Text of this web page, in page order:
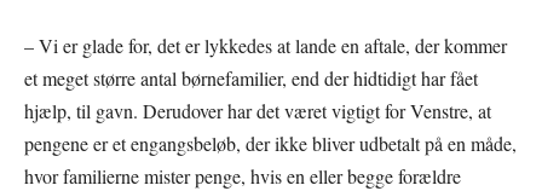
– Vi er glade for, det er lykkedes at lande en aftale, der kommer
et meget større antal børnefamilier, end der hidtidigt har fået
hjælp, til gavn. Derudover har det været vigtigt for Venstre, at
pengene er et engangsbeløb, der ikke bliver udbetalt på en måde,
hvor familierne mister penge, hvis en eller begge forældre